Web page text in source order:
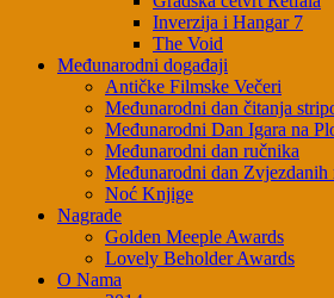
Inverzija i Hangar 7
The Void
Međunarodni događaji
Antičke Filmske Večeri
Međunarodni dan čitanja
Međunarodni Dan Igara na
Međunarodni dan ručnika
Međunarodni dan Zvjezdanih
Noć Knjige
Nagrade
Golden Meeple Awards
Lovely Beholder Awards
O Nama